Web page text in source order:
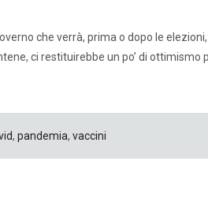
che verrà, prima o dopo le
ci restituirebbe un po’ di ottimismo
, pandemia, vaccini